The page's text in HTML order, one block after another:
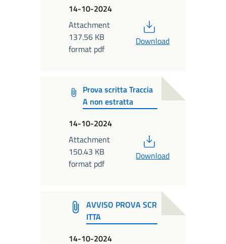
14-10-2024
Attachment
137.56 KB
format pdf
Download
Prova scritta Traccia
A non estratta
14-10-2024
Attachment
150.43 KB
format pdf
Download
AVVISO PROVA SCR
ITTA
14-10-2024